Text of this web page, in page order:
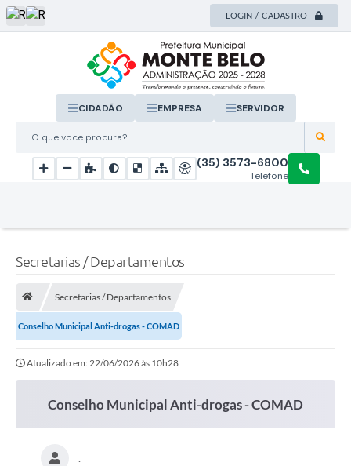
LOGIN / CADASTRO
O que voce procura?
CIDADÃO EMPRESA SERVIDOR
Telefone
(35) 3573-6800
Secretarias / Departamentos
Secretarias / Departamentos
Conselho Municipal Anti-drogas - COMAD
Atualizado em: 22/06/2026 às 10h28
Conselho Municipal Anti-drogas - COMAD
.